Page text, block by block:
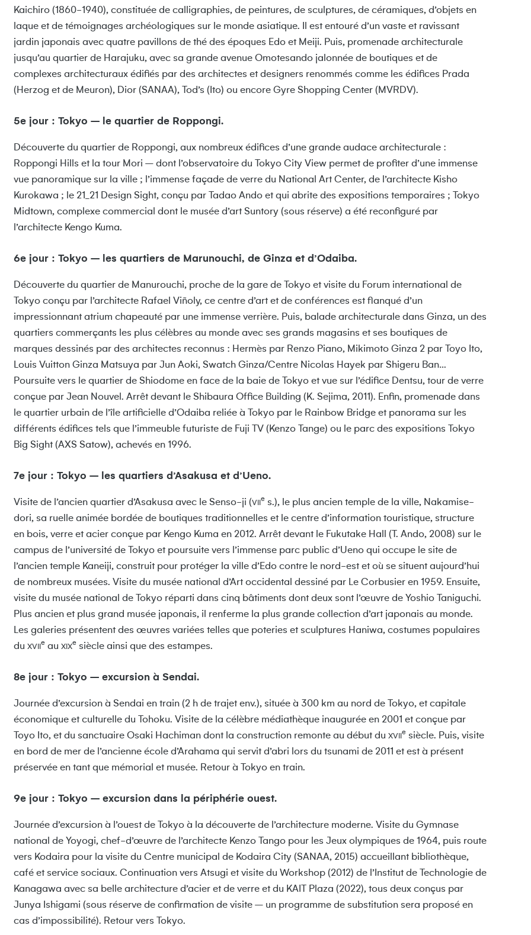
Kaichiro (1860-1940), constituée de calligraphies, de peintures, de sculptures, de céramiques, d’objets en
laque et de témoignages archéologiques sur le monde asiatique. Il est entouré d’un vaste et ravissant
jardin japonais avec quatre pavillons de thé des époques Edo et Meiji. Puis, promenade architecturale
jusqu’au quartier de Harajuku, avec sa grande avenue Omotesando jalonnée de boutiques et de
complexes architecturaux édifiés par des architectes et designers renommés comme les édifices Prada
(Herzog et de Meuron), Dior (SANAA), Tod’s (Ito) ou encore Gyre Shopping Center (MVRDV).
5e jour : Tokyo – le quartier de Roppongi.
Découverte du quartier de Roppongi, aux nombreux édifices d’une grande audace architecturale :
Roppongi Hills et la tour Mori – dont l’observatoire du Tokyo City View permet de profiter d’une immense
vue panoramique sur la ville ; l’immense façade de verre du National Art Center, de l’architecte Kisho
Kurokawa ; le 21_21 Design Sight, conçu par Tadao Ando et qui abrite des expositions temporaires ; Tokyo
Midtown, complexe commercial dont le musée d’art Suntory (sous réserve) a été reconfiguré par
l’architecte Kengo Kuma.
6e jour : Tokyo – les quartiers de Marunouchi, de Ginza et d’Odaiba.
Découverte du quartier de Manurouchi, proche de la gare de Tokyo et visite du Forum international de
Tokyo conçu par l’architecte Rafael Viñoly, ce centre d’art et de conférences est flanqué d’un
impressionnant atrium chapeauté par une immense verrière. Puis, balade architecturale dans Ginza, un des
quartiers commerçants les plus célèbres au monde avec ses grands magasins et ses boutiques de
marques dessinés par des architectes reconnus : Hermès par Renzo Piano, Mikimoto Ginza 2 par Toyo Ito,
Louis Vuitton Ginza Matsuya par Jun Aoki, Swatch Ginza/Centre Nicolas Hayek par Shigeru Ban…
Poursuite vers le quartier de Shiodome en face de la baie de Tokyo et vue sur l’édifice Dentsu, tour de verre
conçue par Jean Nouvel. Arrêt devant le Shibaura Office Building (K. Sejima, 2011). Enfin, promenade dans
le quartier urbain de l’île artificielle d’Odaiba reliée à Tokyo par le Rainbow Bridge et panorama sur les
différents édifices tels que l’immeuble futuriste de Fuji TV (Kenzo Tange) ou le parc des expositions Tokyo
Big Sight (AXS Satow), achevés en 1996.
7e jour : Tokyo – les quartiers d’Asakusa et d’Ueno.
Visite de l’ancien quartier d’Asakusa avec le Senso-ji (VIIe s.), le plus ancien temple de la ville, Nakamise-
dori, sa ruelle animée bordée de boutiques traditionnelles et le centre d’information touristique, structure
en bois, verre et acier conçue par Kengo Kuma en 2012. Arrêt devant le Fukutake Hall (T. Ando, 2008) sur le
campus de l’université de Tokyo et poursuite vers l’immense parc public d’Ueno qui occupe le site de
l’ancien temple Kaneiji, construit pour protéger la ville d’Edo contre le nord-est et où se situent aujourd’hui
de nombreux musées. Visite du musée national d’Art occidental dessiné par Le Corbusier en 1959. Ensuite,
visite du musée national de Tokyo réparti dans cinq bâtiments dont deux sont l’œuvre de Yoshio Taniguchi.
Plus ancien et plus grand musée japonais, il renferme la plus grande collection d’art japonais au monde.
Les galeries présentent des œuvres variées telles que poteries et sculptures Haniwa, costumes populaires
du XVIIe au XIXe siècle ainsi que des estampes.
8e jour : Tokyo – excursion à Sendai.
Journée d’excursion à Sendai en train (2 h de trajet env.), située à 300 km au nord de Tokyo, et capitale
économique et culturelle du Tohoku. Visite de la célèbre médiathèque inaugurée en 2001 et conçue par
Toyo Ito, et du sanctuaire Osaki Hachiman dont la construction remonte au début du XVIIe siècle. Puis, visite
en bord de mer de l’ancienne école d’Arahama qui servit d’abri lors du tsunami de 2011 et est à présent
préservée en tant que mémorial et musée. Retour à Tokyo en train.
9e jour : Tokyo – excursion dans la périphérie ouest.
Journée d’excursion à l’ouest de Tokyo à la découverte de l’architecture moderne. Visite du Gymnase
national de Yoyogi, chef-d’œuvre de l’architecte Kenzo Tango pour les Jeux olympiques de 1964, puis route
vers Kodaira pour la visite du Centre municipal de Kodaira City (SANAA, 2015) accueillant bibliothèque,
café et service sociaux. Continuation vers Atsugi et visite du Workshop (2012) de l’Institut de Technologie de
Kanagawa avec sa belle architecture d’acier et de verre et du KAIT Plaza (2022), tous deux conçus par
Junya Ishigami (sous réserve de confirmation de visite – un programme de substitution sera proposé en
cas d’impossibilité). Retour vers Tokyo.